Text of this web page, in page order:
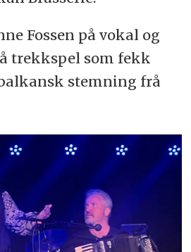
Fossen på vokal og
trekkspel som fekk
stemning frå